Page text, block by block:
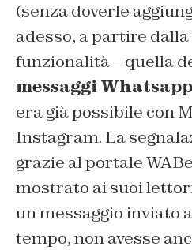
(senza doverle
adesso, a partire
funzionalità – quella
messaggi Whatsapp
era già possibile con
Instagram. La
grazie al portale
mostrato ai suoi
un messaggio inviato
tempo, non avesse